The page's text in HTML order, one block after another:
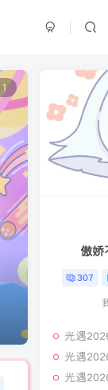
傲娇
307
光遇
光遇
光遇
傲娇
307
光遇
光遇
光遇